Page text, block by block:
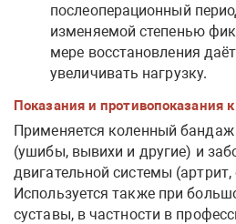
послеоперационный
изменяемой степенью
мере восстановления
увеличивать нагрузку.
Показания и противопоказания
Применяется коленный бандаж
(ушибы, вывихи и другие) и
двигательной системы (артрит,
Используется также при
суставы, в частности в